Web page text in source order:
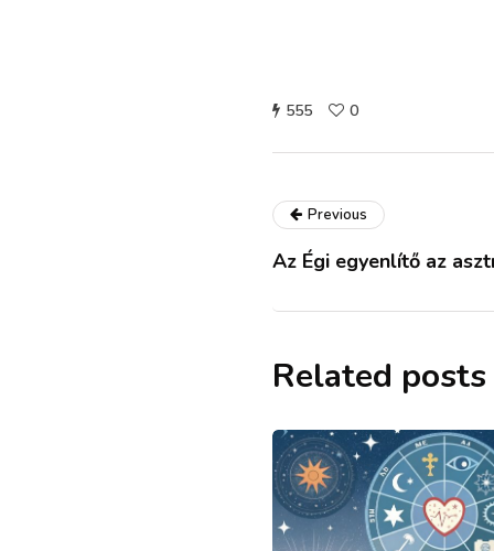
555 0
Previous
Az Égi egyenlítő az
Related posts